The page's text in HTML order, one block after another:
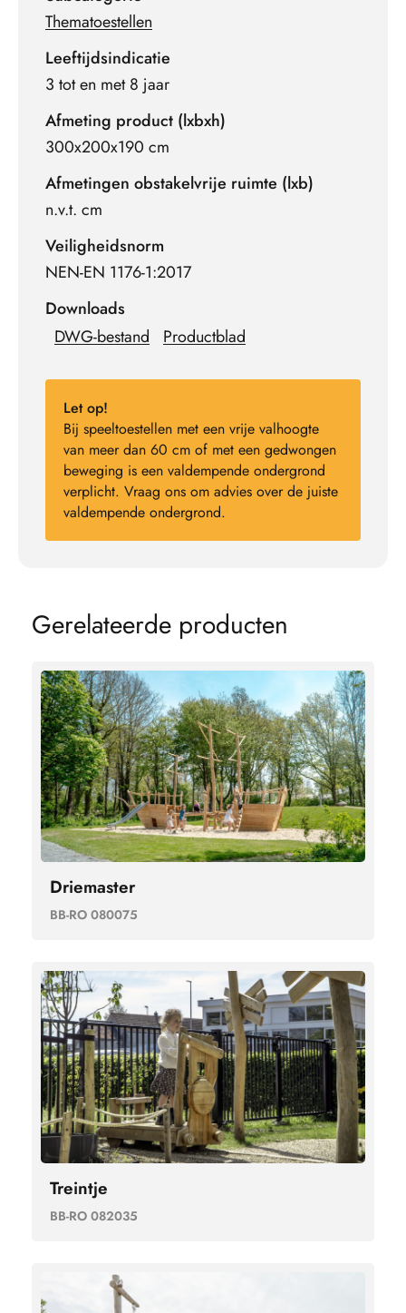
Thematoestellen
Leeftijdsindicatie
3 tot en met 8 jaar
Afmeting product (lxbxh)
300x200x190 cm
Afmetingen obstakelvrije ruimte (lxb)
n.v.t. cm
Veiligheidsnorm
NEN-EN 1176-1:2017
Downloads
DWG-bestand
Productblad
Let op!
Bij speeltoestellen met een vrije valhoogte
van meer dan 60 cm of met een gedwongen
beweging is een valdempende ondergrond
verplicht. Vraag ons om advies over de juiste
valdempende ondergrond.
Gerelateerde producten
Driemaster
BB-RO 080075
Treintje
BB-RO 082035